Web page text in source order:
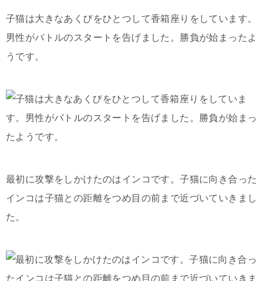
子猫は大きなあくびをひとつして香箱座りをしています。
男性がバトルのスタートを告げました。勝負が始まったよ
うです。
最初に攻撃をしかけたのはインコです。子猫に向き合った
インコは子猫との距離をつめ目の前まで近づいていきまし
た。